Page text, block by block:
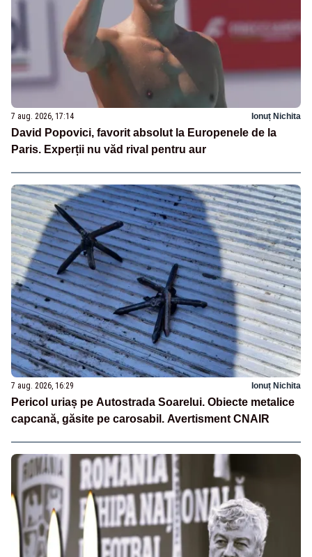
7 aug. 2026, 17:14 Ionuț Nichita
David Popovici, favorit absolut la Europenele de la
Paris. Experții nu văd rival pentru aur
7 aug. 2026, 16:29 Ionuț Nichita
Pericol uriaș pe Autostrada Soarelui. Obiecte metalice
capcană, găsite pe carosabil. Avertisment CNAIR